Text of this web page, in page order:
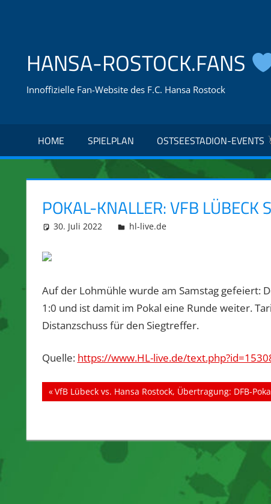
HANSA-ROSTOCK.FANS
Innoffizielle Fan-Website des F.C. Hansa Rostock
HOME SPIELPLAN OSTSEESTADION-EVENTS
POKAL-KNALLER: VFB LÜBECK
30. Juli 2022 integromat
hl-live.de
Auf der Lohmühle wurde am Samstag gefeiert:
1:0 und ist damit im Pokal eine Runde weiter.
Distanzschuss für den Siegtreffer.
Quelle: https://www.HL-live.de/
Beitragsnavigation
Vorheriger
Beitrag:
VfB Lübeck vs. Hansa Rostock, Übertragung: DFB-